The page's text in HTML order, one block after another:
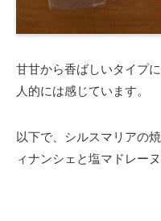
甘甘から香ばしいタイプ
人的には感じています。
以下で、シルスマリアの
ィナンシェと塩マドレー